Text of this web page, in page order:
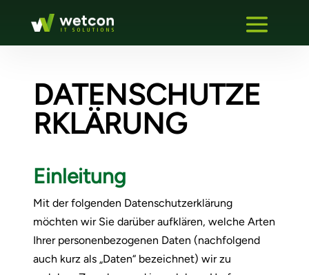
DATENSCHUTZE
RKLÄRUNG
Einleitung
Mit der folgenden Datenschutzerklärung
möchten wir Sie darüber aufklären, welche Arten
Ihrer personenbezogenen Daten (nachfolgend
auch kurz als „Daten“ bezeichnet) wir zu